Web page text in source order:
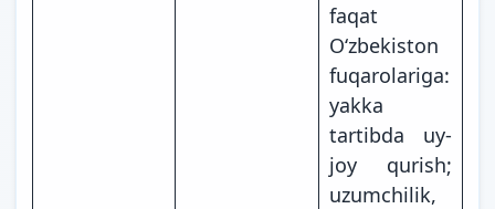
faqat
Oʻzbekiston
fuqarolariga:
yakka
tartibda uy-
joy qurish;
uzumchilik,